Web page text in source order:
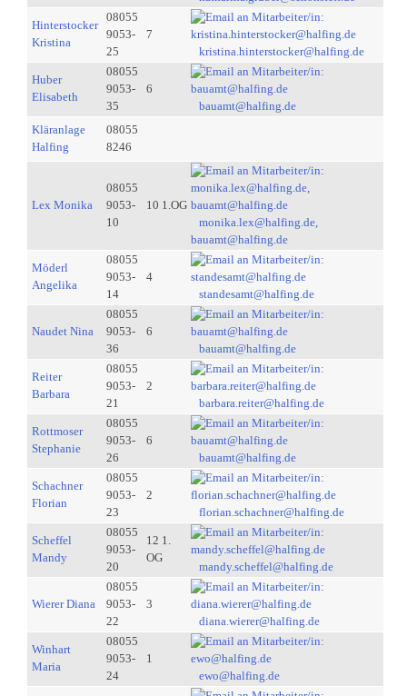
Hinterstocker
Kristina
08055
9053-
25
7
kristina.hinterstocker@halfing.de
Huber
Elisabeth
08055
9053-
35
6
bauamt@halfing.de
Kläranlage
Halfing
08055
8246
Lex Monika
08055
9053-
10
10 1.OG
monika.lex@halfing.de,
bauamt@halfing.de
Möderl
Angelika
08055
9053-
14
4
standesamt@halfing.de
Naudet Nina
08055
9053-
36
6
bauamt@halfing.de
Reiter
Barbara
08055
9053-
21
2
barbara.reiter@halfing.de
Rottmoser
Stephanie
08055
9053-
26
6
bauamt@halfing.de
Schachner
Florian
08055
9053-
23
2
florian.schachner@halfing.de
Scheffel
Mandy
08055
9053-
20
12 1.
OG
mandy.scheffel@halfing.de
Wierer Diana
08055
9053-
22
3
diana.wierer@halfing.de
Winhart
Maria
08055
9053-
24
1
ewo@halfing.de